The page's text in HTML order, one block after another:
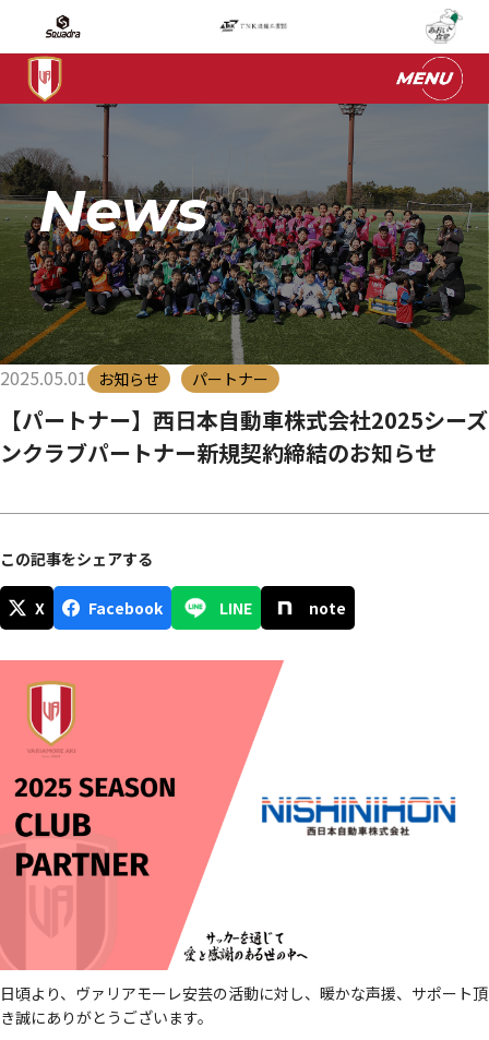
News
2025.05.01 お知らせ パートナー
【パートナー】西日本自動車株式会社2025シーズ
ンクラブパートナー新規契約締結のお知らせ
この記事をシェアする
X Facebook LINE note
日頃より、ヴァリアモーレ安芸の活動に対し、暖かな声援、サポート頂
き誠にありがとうございます。